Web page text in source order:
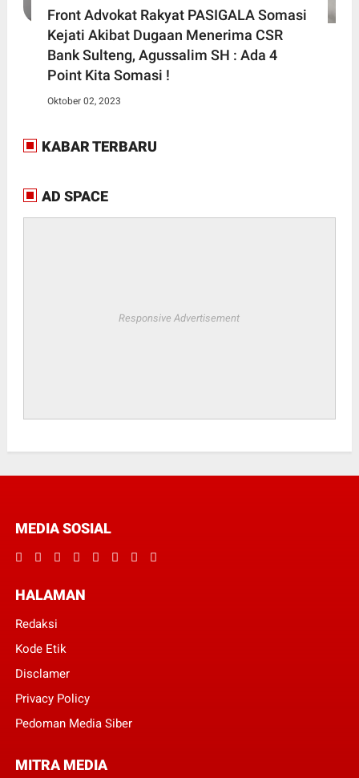
Front Advokat Rakyat PASIGALA Somasi
Kejati Akibat Dugaan Menerima CSR
Bank Sulteng, Agussalim SH : Ada 4
Point Kita Somasi !
Oktober 02, 2023
KABAR TERBARU
AD SPACE
Responsive Advertisement
MEDIA SOSIAL
HALAMAN
Redaksi
Kode Etik
Disclamer
Privacy Policy
Pedoman Media Siber
MITRA MEDIA